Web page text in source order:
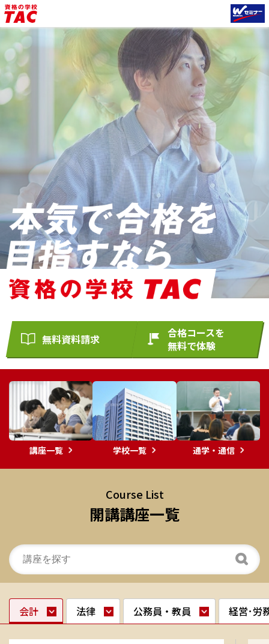
無料資料請求
合格コースを
無料で体験
講座一覧 学校一覧 通学・通信
Course List
開講講座一覧
会計 法律 公務員・教員 経営･労